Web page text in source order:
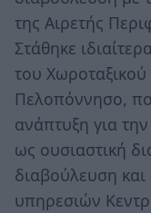
της Αιρετής
Στάθηκε
του Χωροταξικού
Πελοπόννησο,
ανάπτυξη για
ως ουσιαστική
διαβούλευση
υπηρεσιών